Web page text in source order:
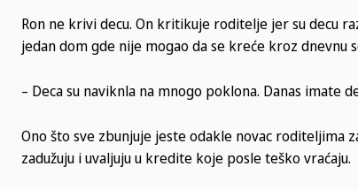
Ron ne krivi decu. On kritikuje roditelje jer su decu
jedan dom gde nije mogao da se kreće kroz dnevnu
– Deca su naviknla na mnogo poklona. Danas imate
Ono što sve zbunjuje jeste odakle novac
zadužuju i uvaljuju u kredite koje posle teško vraćaju.